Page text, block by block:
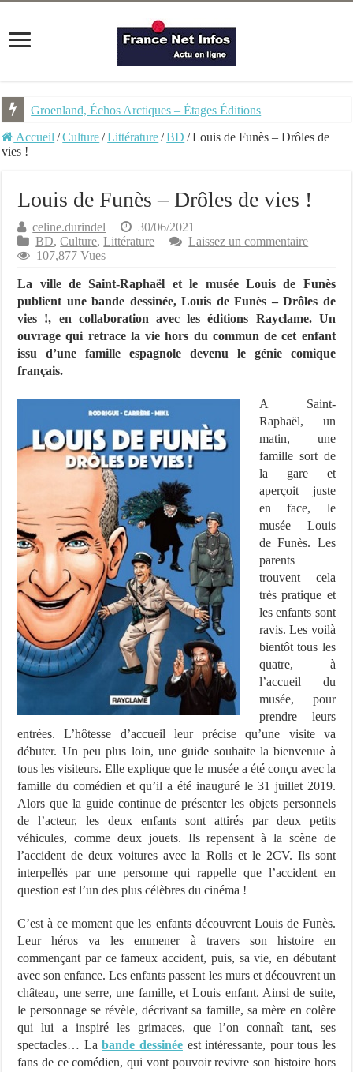
Groenland, Échos Arctiques – Étages Éditions
Accueil /Culture/Littérature/BD /Louis de Funès – Drôles de
vies !
Louis de Funès – Drôles de vies !
celine.durindel
30/06/2021
BD,Culture,Littérature
Laissez un commentaire
107,877 Vues
La ville de Saint-Raphaël et le musée Louis de Funès
publient une bande dessinée, Louis de Funès – Drôles de
vies !, en collaboration avec les éditions Rayclame. Un
ouvrage qui retrace la vie hors du commun de cet enfant
issu d’une famille espagnole devenu le génie comique
français.
A Saint-
Raphaël, un
matin, une
famille sort de
la gare et
aperçoit juste
en face, le
musée Louis
de Funès. Les
parents
trouvent cela
très pratique et
les enfants sont
ravis. Les voilà
bientôt tous les
quatre, à
l’accueil du
musée, pour
prendre leurs
entrées. L’hôtesse d’accueil leur précise qu’une visite va
débuter. Un peu plus loin, une guide souhaite la bienvenue à
tous les visiteurs. Elle explique que le musée a été conçu avec la
famille du comédien et qu’il a été inauguré le 31 juillet 2019.
Alors que la guide continue de présenter les objets personnels
de l’acteur, les deux enfants sont attirés par deux petits
véhicules, comme deux jouets. Ils repensent à la scène de
l’accident de deux voitures avec la Rolls et le 2CV. Ils sont
interpellés par une personne qui rappelle que l’accident en
question est l’un des plus célèbres du cinéma !
C’est à ce moment que les enfants découvrent Louis de Funès.
Leur héros va les emmener à travers son histoire en
commençant par ce fameux accident, puis, sa vie, en débutant
avec son enfance. Les enfants passent les murs et découvrent un
château, une serre, une famille, et Louis enfant. Ainsi de suite,
le personnage se révèle, décrivant sa famille, sa mère en colère
qui lui a inspiré les grimaces, que l’on connaît tant, ses
spectacles… Labande dessinéeest intéressante, pour tous les
fans de ce comédien, qui vont pouvoir revivre son histoire hors